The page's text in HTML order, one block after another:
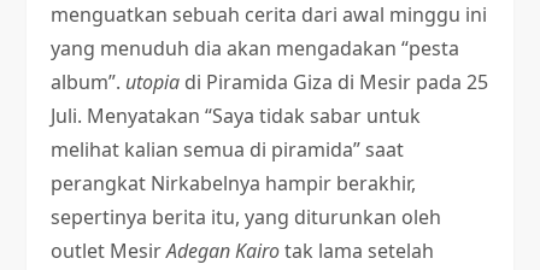
menguatkan sebuah cerita dari awal minggu ini
yang menuduh dia akan mengadakan “pesta
album”. utopia di Piramida Giza di Mesir pada 25
Juli. Menyatakan “Saya tidak sabar untuk
melihat kalian semua di piramida” saat
perangkat Nirkabelnya hampir berakhir,
sepertinya berita itu, yang diturunkan oleh
outlet MesirAdegan Kairotak lama setelah